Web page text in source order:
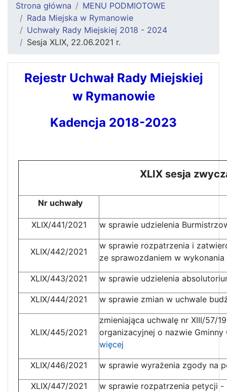
Strona główna
MENU PODMIOTOWE
Rada Miejska w Rymanowie
Uchwały Rady Miejskiej 2018 - 2024
Sesja XLIX, 22.06.2021 r.
Rejestr Uchwał Rady Miejskiej
w Rymanowie
Kadencja 2018-2023
XLIX sesja
Nr uchwały
XLIX/441/2021 w sprawie udzielenia
XLIX/442/2021
w sprawie rozpatrzenia i
ze sprawozdaniem w
XLIX/443/2021 w sprawie udzielenia
XLIX/444/2021 w sprawie zmian w uchwale
XLIX/445/2021
zmieniająca uchwalę nr XIII/57/
organizacyjnej o nazwie
więcej
XLIX/446/2021 w sprawie wyrażenia zgody na
XLIX/447/2021 w sprawie rozpatrzenia petycji -